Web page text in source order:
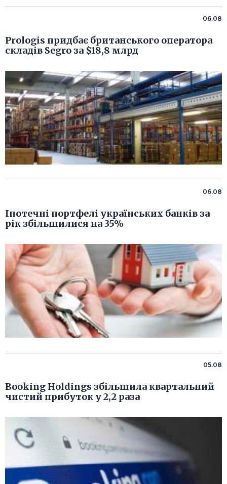
06.08
Prologis придбає британського оператора
складів Segro за $18,8 млрд
06.08
Іпотечні портфелі українських банків за
рік збільшилися на 35%
05.08
Booking Holdings збільшила квартальний
чистий прибуток у 2,2 раза